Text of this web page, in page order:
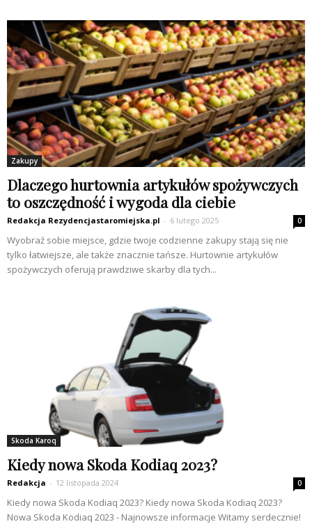
Zakupy
Dlaczego hurtownia artykułów spożywczych
to oszczędność i wygoda dla ciebie
Redakcja Rezydencjastaromiejska.pl - 6 lutego 2025 0
Wyobraź sobie miejsce, gdzie twoje codzienne zakupy stają się nie
tylko łatwiejsze, ale także znacznie tańsze. Hurtownie artykułów
spożywczych oferują prawdziwe skarby dla tych...
Skoda Karoq
Kiedy nowa Skoda Kodiaq 2023?
Redakcja - 12 listopada 2024 0
Kiedy nowa Skoda Kodiaq 2023? Kiedy nowa Skoda Kodiaq 2023?
Nowa Skoda Kodiaq 2023 - Najnowsze informacje Witamy serdecznie!